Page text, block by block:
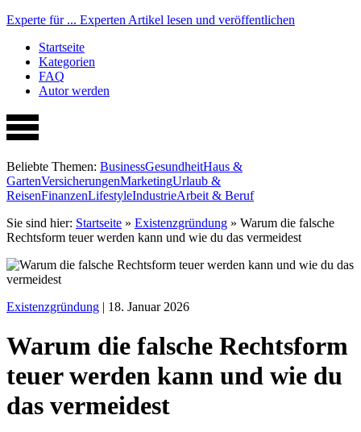
Experte für ... Experten Artikel lesen und veröffentlichen
Startseite
Kategorien
FAQ
Autor werden
Beliebte Themen: BusinessGesundheitHaus &
GartenVersicherungenMarketingUrlaub &
ReisenFinanzenLifestyleIndustrieArbeit & Beruf
Sie sind hier: Startseite » Existenzgründung » Warum die falsche
Rechtsform teuer werden kann und wie du das vermeidest
Existenzgründung | 18. Januar 2026
Warum die falsche Rechtsform
teuer werden kann und wie du
das vermeidest